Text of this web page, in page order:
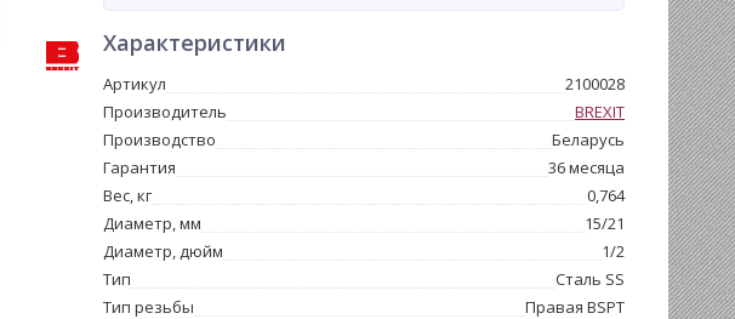
Характеристики
Артикул
2100028
Производитель
BREXIT
Производство
Беларусь
Гарантия
36 месяца
Вес, кг
0,764
Диаметр, мм
15/21
Диаметр, дюйм
1/2
Тип
Сталь SS
Тип резьбы
Правая BSPT